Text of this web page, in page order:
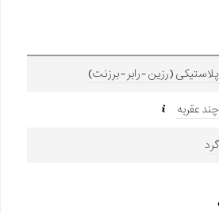
پلاستیکی (رزین - رابر - برزنت)
چند عقربه
گرد